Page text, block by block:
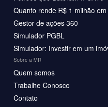
Quanto rende R$ 1 milhão
Gestor de ações 360
Simulador PGBL
Simulador: Investir em um
Sobre a MR
Quem somos
Trabalhe Conosco
Contato